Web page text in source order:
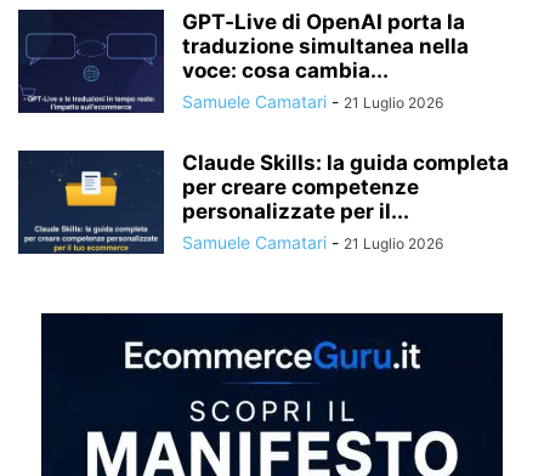
GPT‑Live di OpenAI porta la
traduzione simultanea nella
voce: cosa cambia...
Samuele Camatari - 21 Luglio 2026
Claude Skills: la guida completa
per creare competenze
personalizzate per il...
Samuele Camatari - 21 Luglio 2026